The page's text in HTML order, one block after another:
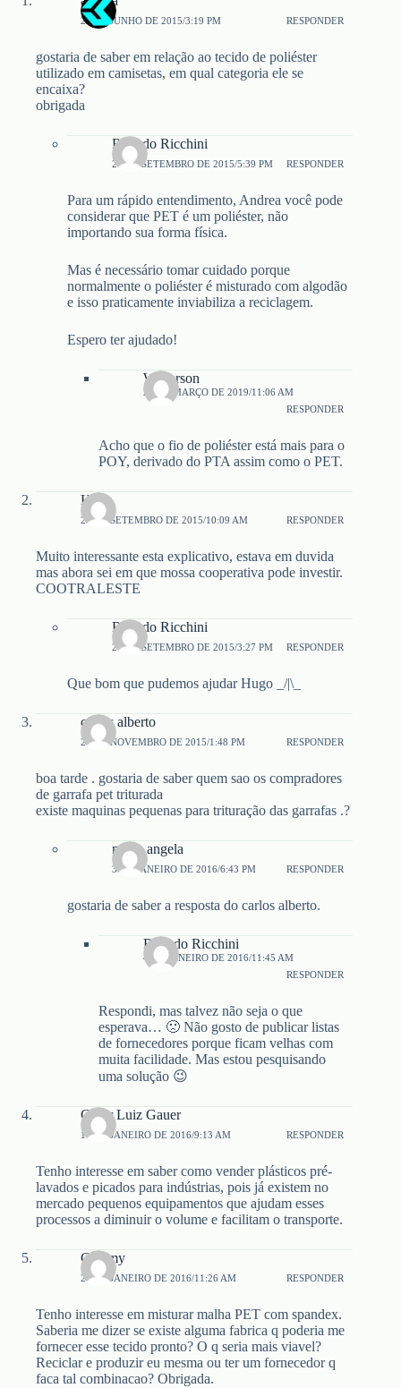
29 DE JUNHO DE 2015/3:19 PM RESPONDER
gostaria de saber em relação ao tecido de poliéster
utilizado em camisetas, em qual categoria ele se
encaixa?
obrigada
Ricardo Ricchini
26 DE SETEMBRO DE 2015/5:39 PM RESPONDER
Para um rápido entendimento, Andrea você pode
considerar que PET é um poliéster, não
importando sua forma física.
Mas é necessário tomar cuidado porque
normalmente o poliéster é misturado com algodão
e isso praticamente inviabiliza a reciclagem.
Espero ter ajudado!
Walterson
25 DE MARÇO DE 2019/11:06 AM
RESPONDER
Acho que o fio de poliéster está mais para o
POY, derivado do PTA assim como o PET.
Hugo
26 DE SETEMBRO DE 2015/10:09 AM RESPONDER
Muito interessante esta explicativo, estava em duvida
mas abora sei em que mossa cooperativa pode investir.
COOTRALESTE
Ricardo Ricchini
26 DE SETEMBRO DE 2015/3:27 PM RESPONDER
Que bom que pudemos ajudar Hugo _/|\_
carlos alberto
24 DE NOVEMBRO DE 2015/1:48 PM RESPONDER
boa tarde . gostaria de saber quem sao os compradores
de garrafa pet triturada
existe maquinas pequenas para trituração das garrafas .?
maria angela
3 DE JANEIRO DE 2016/6:43 PM RESPONDER
gostaria de saber a resposta do carlos alberto.
Ricardo Ricchini
4 DE JANEIRO DE 2016/11:45 AM
RESPONDER
Respondi, mas talvez não seja o que
esperava… 🙁 Não gosto de publicar listas
de fornecedores porque ficam velhas com
muita facilidade. Mas estou pesquisando
uma solução 😉
Cesar Luiz Gauer
10 DE JANEIRO DE 2016/9:13 AM RESPONDER
Tenho interesse em saber como vender plásticos pré-
lavados e picados para indústrias, pois já existem no
mercado pequenos equipamentos que ajudam esses
processos a diminuir o volume e facilitam o transporte.
Chelmy
20 DE JANEIRO DE 2016/11:26 AM RESPONDER
Tenho interesse em misturar malha PET com spandex.
Saberia me dizer se existe alguma fabrica q poderia me
fornecer esse tecido pronto? O q seria mais viavel?
Reciclar e produzir eu mesma ou ter um fornecedor q
faca tal combinacao? Obrigada.